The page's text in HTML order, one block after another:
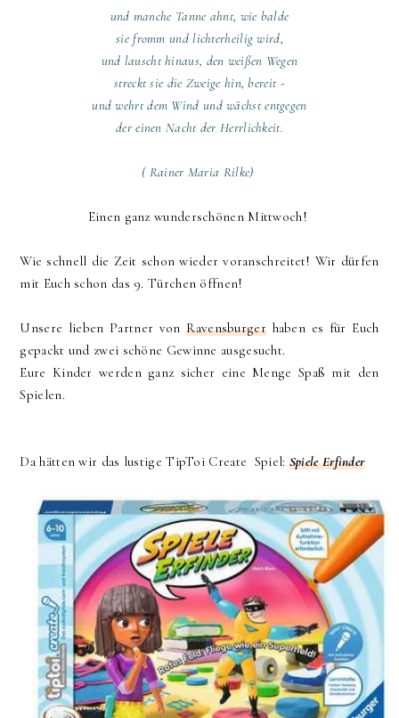
und manche Tanne ahnt, wie balde
sie fromm und lichterheilig wird,
und lauscht hinaus, den weißen Wegen
streckt sie die Zweige hin, bereit -
und wehrt dem Wind und wächst entgegen
der einen Nacht der Herrlichkeit.
( Rainer Maria Rilke)
Einen ganz wunderschönen Mittwoch!
Wie schnell die Zeit schon wieder voranschreitet! Wir dürfen
mit Euch schon das 9. Türchen öffnen!
Unsere lieben Partner vonRavensburger haben es für Euch
gepackt und zwei schöne Gewinne ausgesucht.
Eure Kinder werden ganz sicher eine Menge Spaß mit den
Spielen.
Da hätten wir das lustige TipToi Create Spiel: Spiele Erfinder